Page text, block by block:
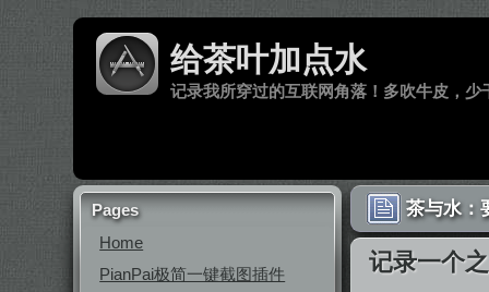
给茶叶加点水
记录我所穿过的互联网角落！多吹牛皮，少
Pages
Home
PianPai极简一键截图插件
茶与水：
记录一个